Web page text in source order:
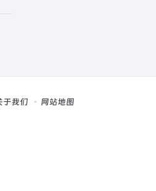
于我们 网站地图